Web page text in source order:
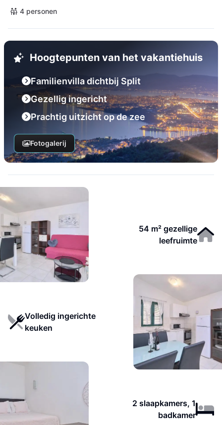
4 personen
Hoogtepunten van het vakantiehuis
Familienvilla dichtbij Split
Gezellig ingericht
Prachtig uitzicht op de zee
Fotogalerij
54 m² gezellige
leefruimte
Volledig ingerichte
keuken
2 slaapkamers, 1
badkamer